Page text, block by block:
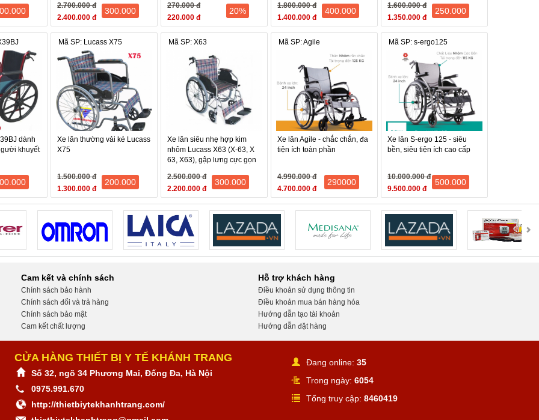
gọn gàng tiện cho việc di chuyển
2.700.000 đ
2.400.000 đ
300.000
270.000 đ
220.000 đ
20%
1.800.000 đ
1.400.000 đ
400.000
1.600.000 đ
1.350.000 đ
250.000
dành
khuyết
Mã SP: Lucass X75
Xe lăn thường vải kẻ Lucass
X75
1.500.000 đ
1.300.000 đ
200.000
Mã SP: X63
Xe lăn siêu nhẹ hợp kim
nhôm Lucass X63 (X-63, X
63, X63), gập lưng cực gọn
2.500.000 đ
2.200.000 đ
300.000
Mã SP: Agile
Xe lăn Agile - chắc chắn, đa
tiện ích toàn phần
4.990.000 đ
4.700.000 đ
290000
Mã SP: s-ergo125
Xe lăn S-ergo 125 - siêu
bền, siêu tiện ích cao cấp
10.000.000 đ
9.500.000 đ
500.000
Cam kết và chính sách
Chính sách bảo hành
Chính sách đổi và trả hàng
Chính sách bảo mật
Cam kết chất lượng
Hỗ trợ khách hàng
Điều khoản sử dụng thông tin
Điều khoản mua bán hàng hóa
Hướng dẫn tạo tài khoản
Hướng dẫn đặt hàng
CỬA HÀNG THIẾT BỊ Y TẾ KHÁNH TRANG
Số 32, ngõ 34 Phương Mai, Đống Đa, Hà Nội
0975.991.670
http://thietbiytekhanhtrang.com/
Đang online: 35
Trong ngày: 6054
Tổng truy cập: 8460419